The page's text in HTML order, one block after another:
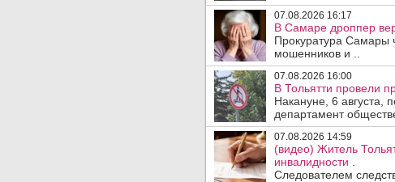
07.08.2026 16:17
В Самаре дроппер
Прокуратура Самары
мошенников и ..
07.08.2026 16:00
В Тольятти провели
Накануне, 6 августа,
департамент
07.08.2026 14:59
(видео) Житель
инвалидности .
Следователем